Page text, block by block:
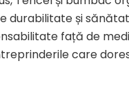
durabilitate și
față de
care